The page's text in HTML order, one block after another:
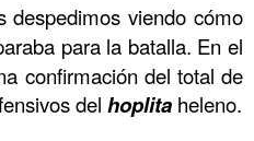
despedimos viendo cómo
para la batalla. En el
confirmación del total de
del hoplita heleno.